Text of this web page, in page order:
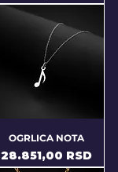
OGRLICA NOTA
Price
28.851,00 RSD